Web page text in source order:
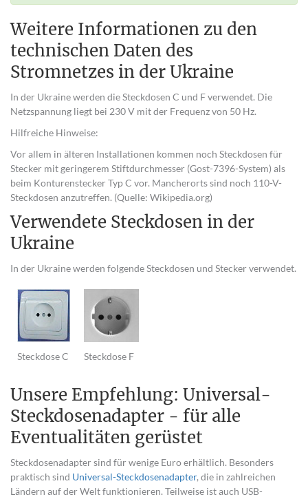
Weitere Informationen zu den
technischen Daten des
Stromnetzes in der Ukraine
In der Ukraine werden die Steckdosen C und F verwendet. Die
Netzspannung liegt bei 230 V mit der Frequenz von 50 Hz.
Hilfreiche Hinweise:
Vor allem in älteren Installationen kommen noch Steckdosen für
Stecker mit geringerem Stiftdurchmesser (Gost-7396-System) als
beim Konturenstecker Typ C vor. Mancherorts sind noch 110-V-
Steckdosen anzutreffen. (Quelle: Wikipedia.org)
Verwendete Steckdosen in der
Ukraine
In der Ukraine werden folgende Steckdosen und Stecker verwendet.
Steckdose C Steckdose F
Unsere Empfehlung: Universal-
Steckdosenadapter - für alle
Eventualitäten gerüstet
Steckdosenadapter sind für wenige Euro erhältlich. Besonders
praktisch sind Universal-Steckdosenadapter, die in zahlreichen
Ländern auf der Welt funktionieren. Teilweise ist auch USB-